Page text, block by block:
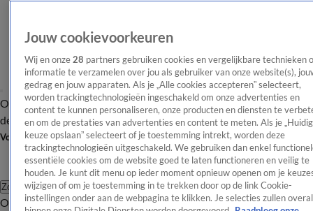
OverzichtAfleveringen Entertainment TV Algemeen
Tip
de redactieNieuwsbrief
Volg Shownieuws
Zoeken
OverzichtEntertainmentSpraakmakendRealityCrimeVideo's
Jouw cookievoorkeuren
Wij en onze 28 partners gebruiken cookies en vergelijkbare technieken
informatie te verzamelen over jou als gebruiker van onze website(s),
gedrag en jouw apparaten. Als je „Alle cookies accepteren” selecteert,
worden trackingtechnologieën ingeschakeld om onze advertenties en
content te kunnen personaliseren, onze producten en diensten te
en om de prestaties van advertenties en content te meten. Als je
keuze opslaan” selecteert of je toestemming intrekt, worden deze
trackingtechnologieën uitgeschakeld. We gebruiken dan enkel
essentiële cookies om de website goed te laten functioneren en veilig te
houden. Je kunt dit menu op ieder moment opnieuw openen om je
wijzigen of om je toestemming in te trekken door op de link Cookie-
instellingen onder aan de webpagina te klikken. Je selecties zullen overal